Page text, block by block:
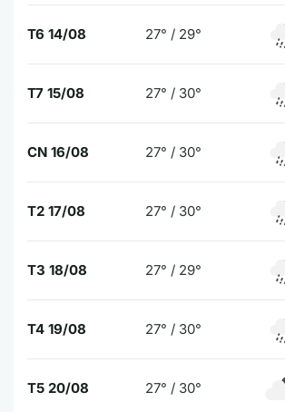
T6 14/08 27° / 29°
T7 15/08 27° / 30°
CN 16/08 27° / 30°
T2 17/08 27° / 30°
T3 18/08 27° / 29°
T4 19/08 27° / 30°
T5 20/08 27° / 30°